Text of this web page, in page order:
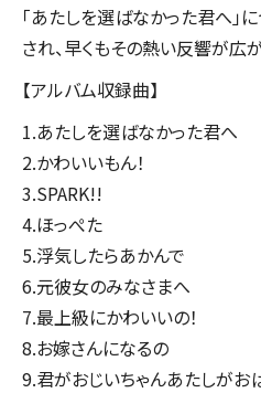
「あたしを選ばなかった君へ」
され、早くもその熱い反響が広
【アルバム収録曲】
1.あたしを選ばなかった君へ
2.かわいいもん！
3.SPARK!!
4.ほっぺた
5.浮気したらあかんで
6.元彼女のみなさまへ
7.最上級にかわいいの！
8.お嫁さんになるの
9.君がおじいちゃんあたしがお